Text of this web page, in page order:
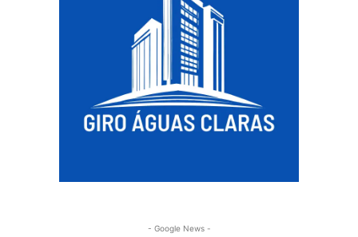
- Google News -